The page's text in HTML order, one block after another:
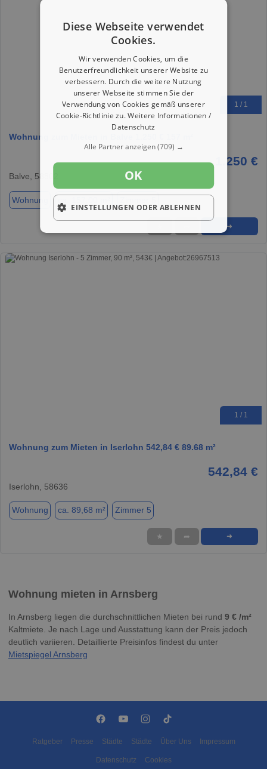
1 / 1
Wohnung zum Mieten in Balve 1.250 € 157 m²
1.250 €
Balve, 58802
Wohnung
➜
1 / 1
Wohnung zum Mieten in Iserlohn 542,84 € 89.68 m²
542,84 €
Iserlohn, 58636
Wohnung ca. 89,68 m² Zimmer 5
★ ➦ ➜
Wohnung mieten in Arnsberg
In Arnsberg liegen die durchschnittlichen Mieten bei rund 9 € /m²
Kaltmiete. Je nach Lage und Ausstattung kann der Preis jedoch
deutlich variieren. Detaillierte Preisinfos findest du unter
Mietspiegel Arnsberg
Ratgeber Presse Städte Städte Über Uns Impressum
Datenschutz Cookies
Diese Webseite verwendet
Cookies.
Wir verwenden Cookies, um die
Benutzerfreundlichkeit unserer Website zu
verbessern. Durch die weitere Nutzung
unserer Webseite stimmen Sie der
Verwendung von Cookies gemäß unserer
Cookie-Richtlinie zu.Weitere Informationen /
Datenschutz
Alle Partner anzeigen(709) →
OK
EINSTELLUNGEN ODER ABLEHNEN